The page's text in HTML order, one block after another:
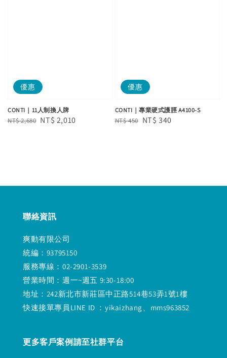
優惠
CONTI｜11人制換人牌
Regular
NT$ 2,680 Sale
NT$ 2,010
優惠
CONTI｜專業硬式護脛 A4100-S
Regular
NT$ 450 Sale
NT$ 340
聯絡資訊
爽動有限公司
統編：93795150
服務專線：02-2901-3539
營業時間：週一~週五 9:30-18:00
地址：242新北市新莊區中正路514巷53弄1號1樓
快速接單專員LINE ID ：yikaizhang、mms963852
更多客戶案例請至社群平台